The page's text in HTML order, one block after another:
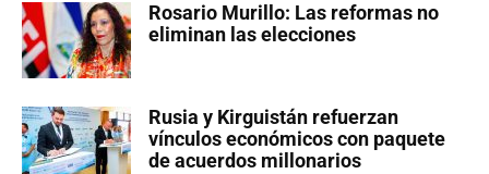
Rosario Murillo: Las reformas no
eliminan las elecciones
Rusia y Kirguistán refuerzan
vínculos económicos con paquete
de acuerdos millonarios